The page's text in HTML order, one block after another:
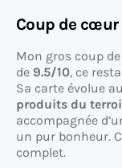
Coup de cœur
Mon gros coup
de 9.5/10, ce
Sa carte évolue
produits du
accompagnée
un pur bonheur.
complet.